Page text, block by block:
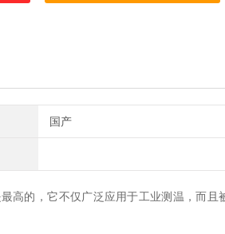
国产
高的，它不仅广泛应用于工业测温，